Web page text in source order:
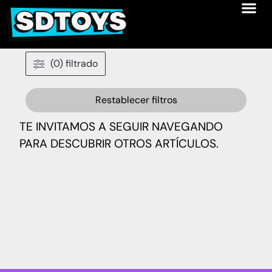
(0) filtrado
Restablecer filtros
TE INVITAMOS A SEGUIR NAVEGANDO
PARA DESCUBRIR OTROS ARTÍCULOS.